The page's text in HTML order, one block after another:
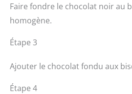
Faire fondre le chocolat noir au
homogène.
Étape 3
Ajouter le chocolat fondu aux
Étape 4